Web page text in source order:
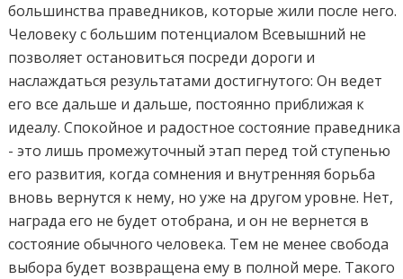
большинства праведников, которые жили после него.
Человеку с большим потенциалом Всевышний не
позволяет остановиться посреди дороги и
наслаждаться результатами достигнутого: Он ведет
его все дальше и дальше, постоянно приближая к
идеалу. Спокойное и радостное состояние праведника
- это лишь промежуточный этап перед той ступенью
его развития, когда сомнения и внутренняя борьба
вновь вернутся к нему, но уже на другом уровне. Нет,
награда его не будет отобрана, и он не вернется в
состояние обычного человека. Тем не менее свобода
выбора будет возвращена ему в полной мере. Такого